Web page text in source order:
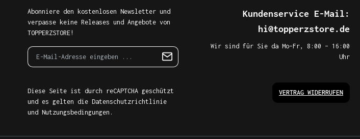
Abonniere den kostenlosen Newsletter und
verpasse keine Releases und Angebote von
TOPPERZSTORE!
Diese Seite ist durch reCAPTCHA geschützt
und es gelten die Datenschutzrichtlinie
und Nutzungsbedingungen .
Kundenservice E-Mail:
hi@topperzstore.de
Wir sind für Sie da Mo–Fr, 8:00 – 16:00
Uhr
VERTRAG WIDERRUFEN